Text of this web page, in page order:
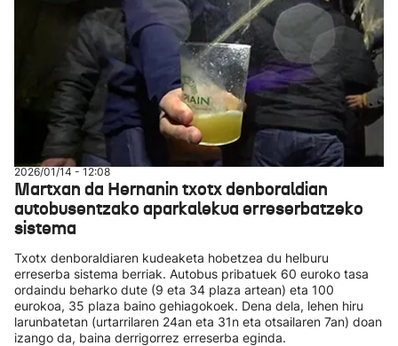
2026/01/14 - 12:08
Martxan da Hernanin txotx denboraldian
autobusentzako aparkalekua erreserbatzeko
sistema
Txotx denboraldiaren kudeaketa hobetzea du helburu
erreserba sistema berriak. Autobus pribatuek 60 euroko tasa
ordaindu beharko dute (9 eta 34 plaza artean) eta 100
eurokoa, 35 plaza baino gehiagokoek. Dena dela, lehen hiru
larunbatetan (urtarrilaren 24an eta 31n eta otsailaren 7an) doan
izango da, baina derrigorrez erreserba eginda.